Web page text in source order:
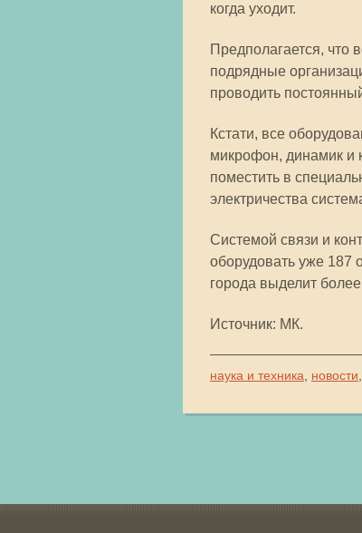
когда уходит.
Предполагается, что
подрядные
проводить
Кстати, все
микрофон, динамик и
поместить в
электричества
Системой связи и
оборудовать уже 187
города выделит
Источник: МК.
наука и техника новости